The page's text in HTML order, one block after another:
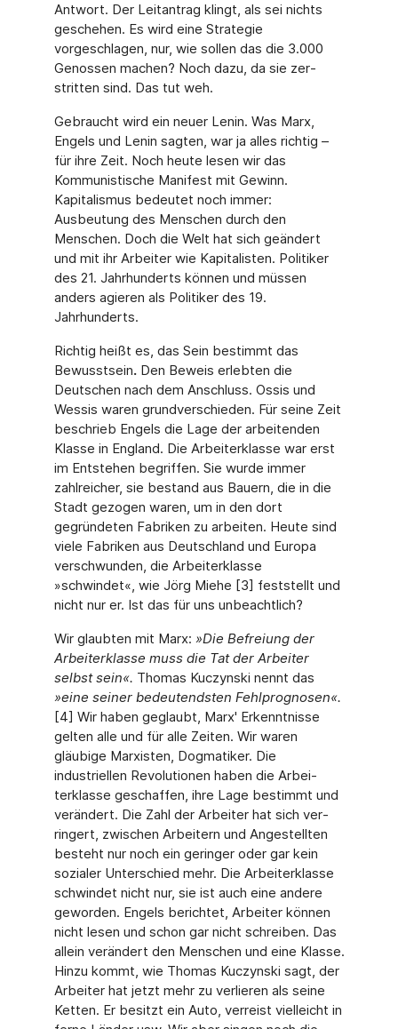
Antwort. Der Leitantrag klingt, als sei nichts
geschehen. Es wird eine Strate­gie
vorgeschlagen, nur, wie sollen das die 3.000
Genossen machen? Noch dazu, da sie zer­
stritten sind. Das tut weh.
Gebraucht wird ein neuer Lenin. Was Marx,
Engels und Lenin sagten, war ja alles richtig –
für ihre Zeit. Noch heute lesen wir das
Kommunistische Manifest mit Gewinn.
Kapitalismus bedeutet noch immer:
Ausbeutung des Menschen durch den
Menschen. Doch die Welt hat sich geändert
und mit ihr Arbeiter wie Kapitalisten. Politiker
des 21. Jahrhunderts können und müssen
anders agieren als Politiker des 19.
Jahrhunderts.
Richtig heißt es, das Sein bestimmt das
Bewusstsein.Den Beweis erlebten die
Deutschen nach dem Anschluss. Ossis und
Wessis waren grundverschieden. Für seine Zeit
beschrieb Engels die Lage der arbeitenden
Klasse in England. Die Arbeiterklasse war erst
im Entste­hen begriffen. Sie wurde immer
zahlreicher, sie bestand aus Bauern, die in die
Stadt gezo­gen waren, um in den dort
gegründeten Fabriken zu arbeiten. Heute sind
viele Fabriken aus Deutschland und Europa
verschwunden, die Arbeiterklasse
»schwindet«, wie Jörg Miehe [3] feststellt und
nicht nur er. Ist das für uns unbeachtlich?
Wir glaubten mit Marx: »Die Befreiung der
Arbeiterklasse muss die Tat der Arbeiter
selbst sein«. Thomas Kuczynski nennt das
»eine seiner bedeutendsten Fehlprognosen«.
[4] Wir haben geglaubt, Marx' Erkenntnisse
gelten alle und für alle Zeiten. Wir waren
gläubige Marxisten, Dogmatiker. Die
industriellen Revolutionen haben die Arbei­
terklasse geschaffen, ihre Lage bestimmt und
verändert. Die Zahl der Arbeiter hat sich ver­
ringert, zwischen Arbeitern und Angestellten
besteht nur noch ein geringer oder gar kein
sozialer Unterschied mehr. Die Arbeiterklasse
schwindet nicht nur, sie ist auch eine andere
geworden. Engels berichtet, Arbeiter können
nicht lesen und schon gar nicht schreiben. Das
allein verändert den Men­schen und eine Klasse.
Hinzu kommt, wie Thomas Kuczynski sagt, der
Arbeiter hat jetzt mehr zu verlieren als seine
Ketten. Er besitzt ein Auto, verreist vielleicht in